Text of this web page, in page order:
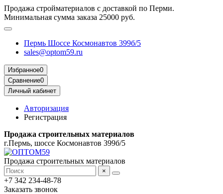
Продажа стройматериалов с доставкой по Перми.
Минимальная сумма заказа 25000 руб.
Пермь Шоссе Космонавтов 399б/5
sales@optom59.ru
Избранное0
Сравнение0
Личный кабинет
Авторизация
Регистрация
Продажа строительных материалов
г.Пермь, шоссе Космонавтов 399б/5
Продажа строительных материалов
×
+7 342 234-48-78
Заказать звонок